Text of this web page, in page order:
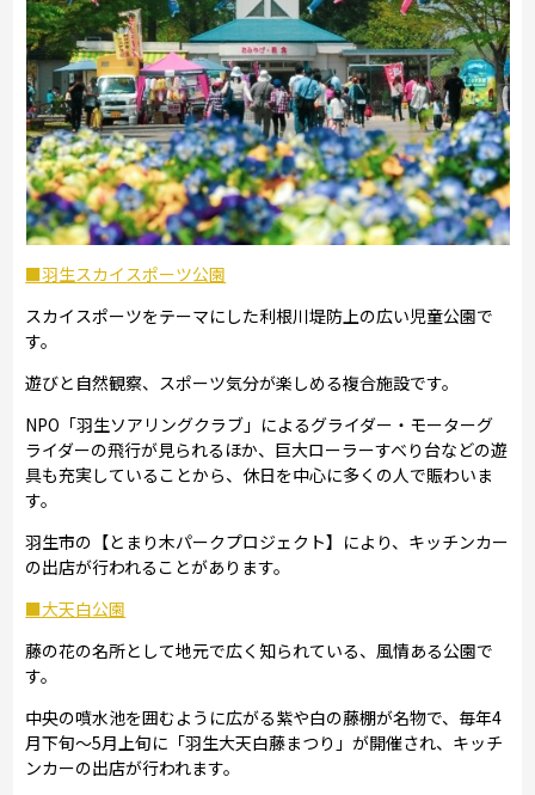
■羽生スカイスポーツ公園
スカイスポーツをテーマにした利根川堤防上の広い児童公園で
す。
遊びと自然観察、スポーツ気分が楽しめる複合施設です。
NPO「羽生ソアリングクラブ」によるグライダー・モーターグ
ライダーの飛行が見られるほか、巨大ローラーすべり台などの遊
具も充実していることから、休日を中心に多くの人で賑わいま
す。
羽生市の【とまり木パークプロジェクト】により、キッチンカー
の出店が行われることがあります。
■大天白公園
藤の花の名所として地元で広く知られている、風情ある公園で
す。
中央の噴水池を囲むように広がる紫や白の藤棚が名物で、毎年4
月下旬〜5月上旬に「羽生大天白藤まつり」が開催され、キッチ
ンカーの出店が行われます。